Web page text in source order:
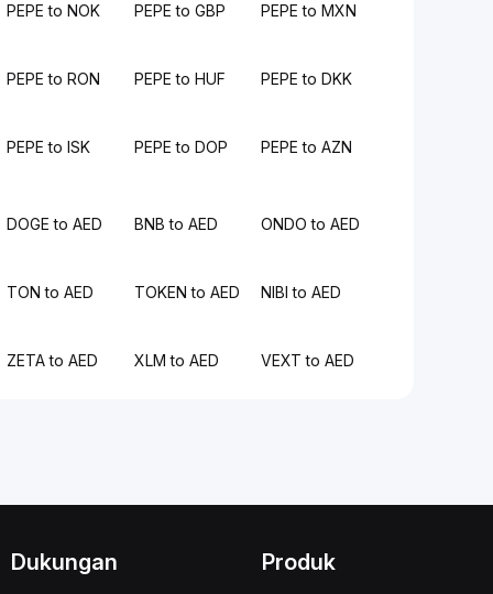
PEPE to NOK PEPE to GBP PEPE to MXN
PEPE to RON PEPE to HUF PEPE to DKK
PEPE to ISK PEPE to DOP PEPE to AZN
DOGE to AED BNB to AED ONDO to AED
TON to AED TOKEN to AED NIBI to AED
ZETA to AED XLM to AED VEXT to AED
Dukungan Produk